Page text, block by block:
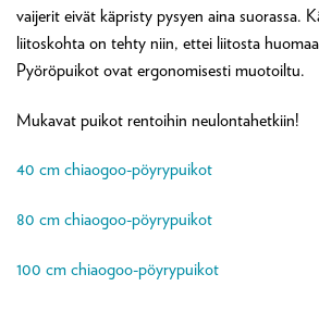
vaijerit eivät käpristy pysyen aina suorassa.
liitoskohta on tehty niin, ettei liitosta
Pyöröpuikot ovat ergonomisesti muotoiltu.
Mukavat puikot rentoihin neulontahetkiin!
40 cm chiaogoo-pöyrypuikot
80 cm chiaogoo-pöyrypuikot
100 cm chiaogoo-pöyrypuikot